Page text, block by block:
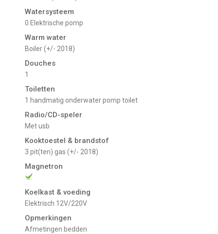
Watersysteem
0 Elektrische pomp
Warm water
Boiler (+/- 2018)
Douches
1
Toiletten
1 handmatig onderwater pomp toilet
Radio/CD-speler
met usb
Kooktoestel & brandstof
3 pit(ten) gas (+/- 2018)
Magnetron
Koelkast & voeding
Elektrisch 12V/220V
Opmerkingen
Afmetingen bedden